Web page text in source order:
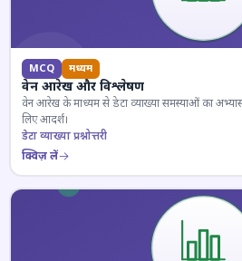
MCQ मध्यम
वेन आरेख और विश्लेषण
वेन आरेख के माध्यम से डेटा व्याख्या समस्याओं का अभ्यास
लिए आदर्श।
डेटा व्याख्या प्रश्नोत्तरी
क्विज़ लें